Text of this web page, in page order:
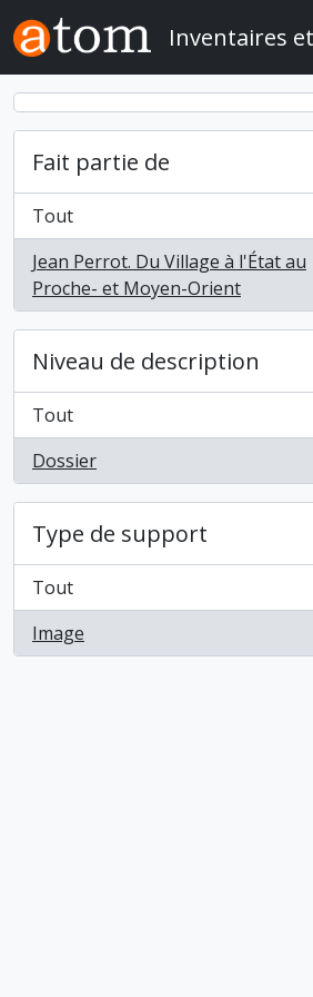
Skip to main content
Inventaires
Fait partie de
Tout
Jean Perrot. Du Village à l'État au
Proche- et Moyen-Orient
, 6 résultats
Niveau de description
Tout
Dossier
, 6 résultats
Type de support
Tout
Image
, 6 résultats